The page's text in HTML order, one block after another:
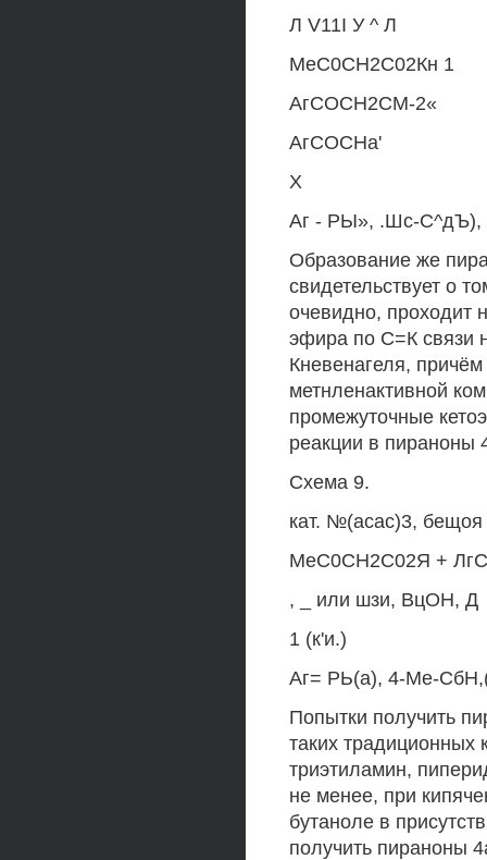
Л V11I У ^ Л
МеС0СН2С02Кн 1
АгСОСН2СМ-2«
АгСОСНа'
X
Аг - РЫ», .Шс-
Образование же
свидетельствует о
очевидно, проходит
эфира по С=К связи
Кневенагеля,
метнленактивной
промежуточные
реакции в пираноны
Схема 9.
кат. №(асас)3, бещоя
МеС0СН2С02Я +
, _ или шзи, ВцОН, Д
1 (к'и.)
Аг= РЬ(а), 4-Ме-
Попытки получить
таких традиционных
триэтиламин,
не менее, при
бутаноле в
получить пираноны